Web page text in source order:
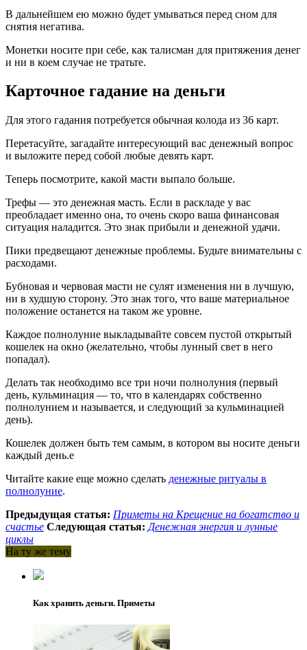
В дальнейшем ею можно будет умываться перед сном для
снятия негатива.
Монетки носите при себе, как талисман для притяжения денег
и ни в коем случае не тратьте.
Карточное гадание на деньги
Для этого гадания потребуется обычная колода из 36 карт.
Перетасуйте, загадайте интересующий вас денежный вопрос
и выложите перед собой любые девять карт.
Теперь посмотрите, какой масти выпало больше.
Трефы — это денежная масть. Если в раскладе у вас
преобладает именно она, то очень скоро ваша финансовая
ситуация наладится. Это знак прибыли и денежной удачи.
Пики предвещают денежные проблемы. Будьте внимательны с
расходами.
Бубновая и червовая масти не сулят изменения ни в лучшую,
ни в худшую сторону. Это знак того, что ваше материальное
положение останется на таком же уровне.
Каждое полнолуние выкладывайте совсем пустой открытый
кошелек на окно (желательно, чтобы лунный свет в него
попадал).
Делать так необходимо все три ночи полнолуния (первый
день, кульминация — то, что в календарях собственно
полнолунием и называется, и следующий за кульминацией
день).
Кошелек должен быть тем самым, в котором вы носите деньги
каждый день.е
Читайте какие еще можно сделать денежные ритуалы в
полнолуние.
Предыдущая статья: Приметы на Крещение на богатство и
счастье Следующая статья: Денежная энергия и лунные
циклы
На ту же тему
Как хранить деньги. Приметы